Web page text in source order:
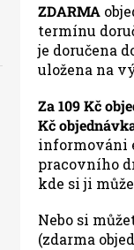
ZDARMA
termínu
je doručena
uložena na
Za 109 Kč
Kč
informováni
pracovního
kde si ji
Nebo si
(zdarma